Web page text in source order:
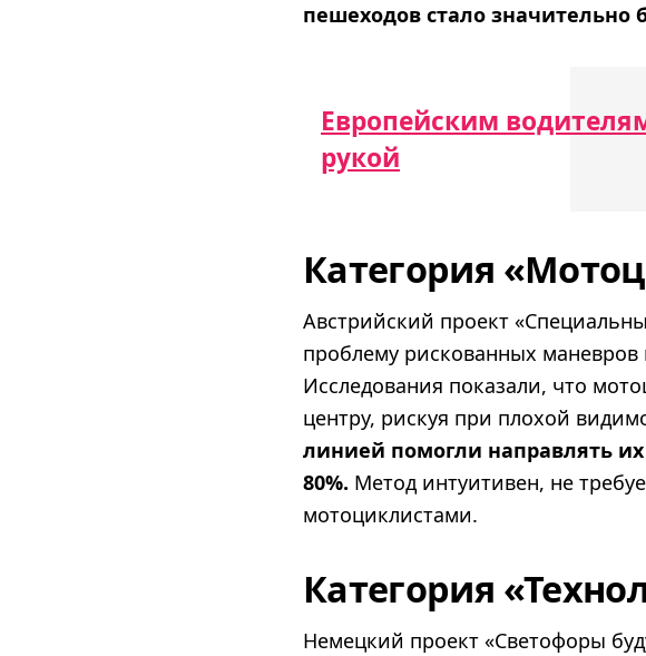
пешеходов стало значительно
Европейским
рукой
Категория
Австрийский проект
проблему рискованных
Исследования показали, что
центру, рискуя при плохой
линией помогли направлять
80%. Метод интуитивен, не
мотоциклистами.
Категория
Немецкий проект «Светофоры